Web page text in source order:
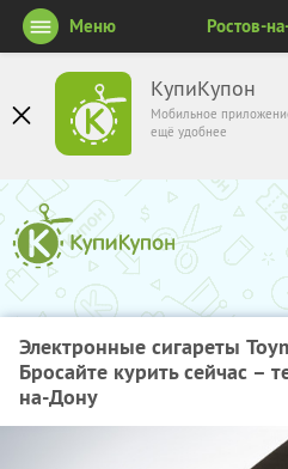
КупиКупон
Мобильное
ещё удобнее
Меню Ростов-
Электронные сигареты
Бросайте курить сейчас –
на-Дону